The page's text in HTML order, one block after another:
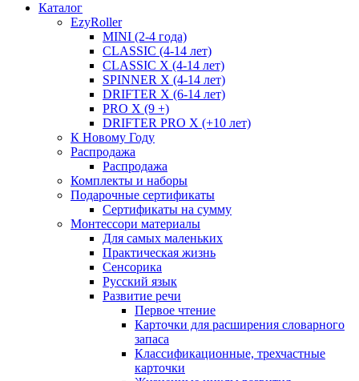
Каталог
EzyRoller
MINI (2-4 года)
CLASSIC (4-14 лет)
CLASSIC X (4-14 лет)
SPINNER X (4-14 лет)
DRIFTER X (6-14 лет)
PRO X (9 +)
DRIFTER PRO X (+10 лет)
К Новому Году
Распродажа
Распродажа
Комплекты и наборы
Подарочные сертификаты
Сертификаты на сумму
Монтессори материалы
Для самых маленьких
Практическая жизнь
Сенсорика
Русский язык
Развитие речи
Первое чтение
Карточки для расширения словарного
запаса
Классификационные, трехчастные
карточки